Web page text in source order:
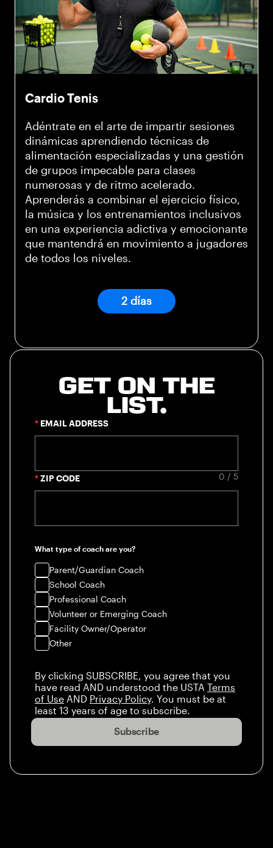
Cardio Tenis
Adéntrate en el arte de impartir sesiones
dinámicas aprendiendo técnicas de
alimentación especializadas y una gestión
de grupos impecable para clases
numerosas y de ritmo acelerado.
Aprenderás a combinar el ejercicio físico,
la música y los entrenamientos inclusivos
en una experiencia adictiva y emocionante
que mantendrá en movimiento a jugadores
de todos los niveles.
2 días
GET ON THE
LIST.
EMAIL ADDRESS
ZIP CODE 0 / 5
What type of coach are you?
Parent/Guardian Coach
School Coach
Professional Coach
Volunteer or Emerging Coach
Facility Owner/Operator
Other
By clicking SUBSCRIBE, you agree that you
have read AND understood the USTA Terms
of Use AND Privacy Policy. You must be at
least 13 years of age to subscribe.
Subscribe